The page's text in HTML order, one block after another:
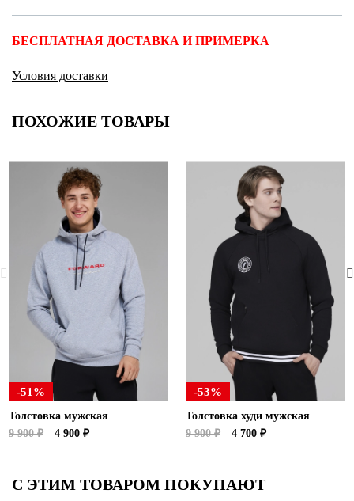
БЕСПЛАТНАЯ ДОСТАВКА И ПРИМЕРКА
Условия доставки
ПОХОЖИЕ ТОВАРЫ
-51%
Толстовка мужская
9 900 ₽
4 900 ₽
-53%
Толстовка худи мужская
9 900 ₽
4 700 ₽
С ЭТИМ ТОВАРОМ ПОКУПАЮТ